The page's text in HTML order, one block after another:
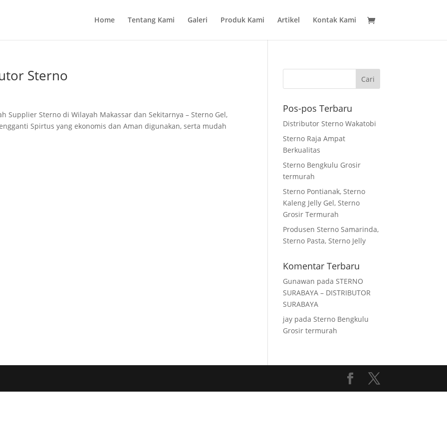
Home Tentang Kami Galeri Produk Kami Artikel Kontak Kami
Sterno
Supplier Sterno di Wilayah Makassar dan Sekitarnya – Sterno Gel,
Spirtus yang ekonomis dan Aman digunakan, serta mudah
Pos-pos Terbaru
Distributor Sterno Wakatobi
Sterno Raja Ampat
Berkualitas
Sterno Bengkulu Grosir
termurah
Sterno Pontianak, Sterno
Kaleng Jelly Gel, Sterno
Grosir Termurah
Produsen Sterno Samarinda,
Sterno Pasta, Sterno Jelly
Komentar Terbaru
Gunawan padaSTERNO
SURABAYA – DISTRIBUTOR
SURABAYA
jay padaSterno Bengkulu
Grosir termurah